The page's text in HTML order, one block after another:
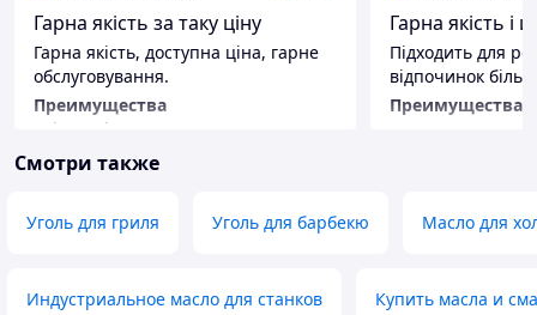
Гарна якість за таку ціну
Гарна якість, доступна ціна, гарне
обслуговування.
Преимущества
Якість, ціна.
Недостатки
Невиявив
Гарна якість і
Підходить для
відпочинок
Преимущества
Смотри также
Уголь для гриля Уголь для барбекю Масло для
Индустриальное масло для станков Купить масла и